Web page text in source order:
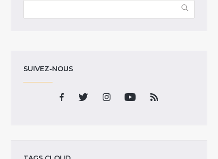
SUIVEZ-NOUS